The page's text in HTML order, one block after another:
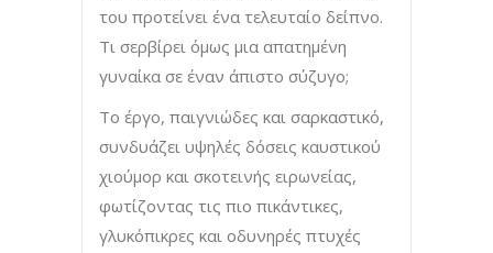
του προτείνει ένα τελευταίο δείπνο.
Τι σερβίρει όμως μια απατημένη
γυναίκα σε έναν άπιστο σύζυγο;
Το έργο, παιγνιώδες και σαρκαστικό,
συνδυάζει υψηλές δόσεις καυστικού
χιούμορ και σκοτεινής ειρωνείας,
φωτίζοντας τις πιο πικάντικες,
γλυκόπικρες και οδυνηρές πτυχές